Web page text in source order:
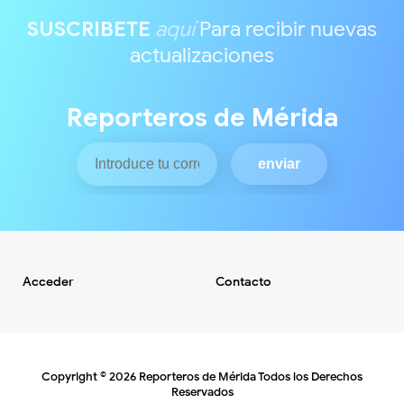
SUSCRIBETE aquíPara recibir nuevas
actualizaciones
Reporteros de Mérida
Acceder Contacto
Copyright ©2026 Reporteros de MéridaTodos los Derechos
Reservados